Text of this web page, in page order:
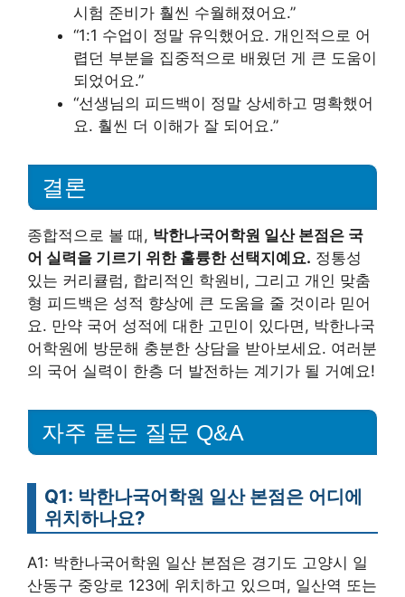
시험 준비가 훨씬 수월해졌어요.”
“1:1 수업이 정말 유익했어요. 개인적으로 어
렵던 부분을 집중적으로 배웠던 게 큰 도움이
되었어요.”
“선생님의 피드백이 정말 상세하고 명확했어
요. 훨씬 더 이해가 잘 되어요.”
결론
종합적으로 볼 때, 박한나국어학원 일산 본점은 국
어 실력을 기르기 위한 훌륭한 선택지예요. 정통성
있는 커리큘럼, 합리적인 학원비, 그리고 개인 맞춤
형 피드백은 성적 향상에 큰 도움을 줄 것이라 믿어
요. 만약 국어 성적에 대한 고민이 있다면, 박한나국
어학원에 방문해 충분한 상담을 받아보세요. 여러분
의 국어 실력이 한층 더 발전하는 계기가 될 거예요!
자주 묻는 질문 Q&A
Q1: 박한나국어학원 일산 본점은 어디에
위치하나요?
A1: 박한나국어학원 일산 본점은 경기도 고양시 일
산동구 중앙로 123에 위치하고 있으며, 일산역 또는